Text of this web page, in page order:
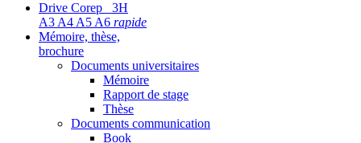
Drive Corep 3H
A3 A4 A5 A6 rapide
Mémoire, thèse,
brochure
Documents universitaires
Mémoire
Rapport de stage
Thèse
Documents communication
Book